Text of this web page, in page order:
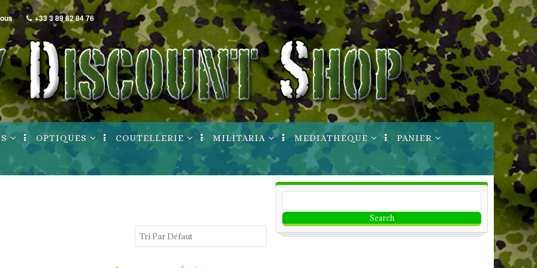
+33 3 89 62 84 76
poing
OPTIQUES
Lunettes / Points
rouge
COUTELLERIE
Archives / Ruptures
MILITARIA
Archives / Ruptures
MEDIATHEQUE
Manuels Techniques
Informations
PANIER
Votre Compte
Bon de commande
Imprimable